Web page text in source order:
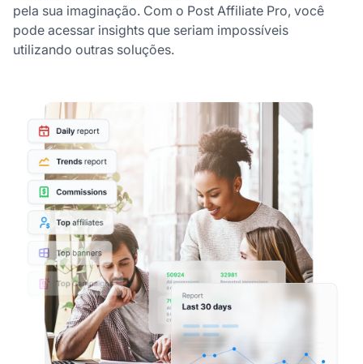
pela sua imaginação. Com o Post Affiliate Pro, você
pode acessar insights que seriam impossíveis
utilizando outras soluções.